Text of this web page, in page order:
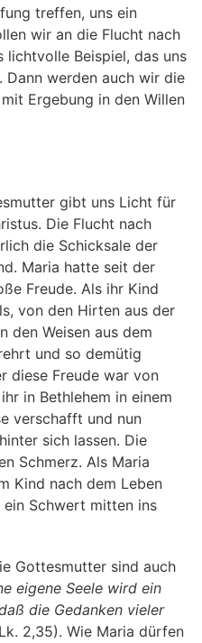
treffen, uns ein
wir an die Flucht nach
lichtvolle Beispiel, das uns
Dann werden auch wir die
Ergebung in den Willen
gibt uns Licht für
Die Flucht nach
die Schicksale der
Maria hatte seit der
Freude. Als ihr Kind
von den Hirten aus der
den Weisen aus dem
und so demütig
diese Freude war von
in Bethlehem in einem
verschafft und nun
sich lassen. Die
Schmerz. Als Maria
Kind nach dem Leben
Schwert mitten ins
Gottesmutter sind auch
eigene Seele wird ein
die Gedanken vieler
2,35). Wie Maria dürfen